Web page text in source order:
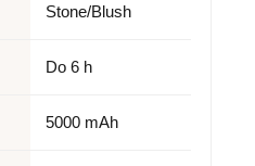
Stone/Blush
Do 6 h
5000 mAh